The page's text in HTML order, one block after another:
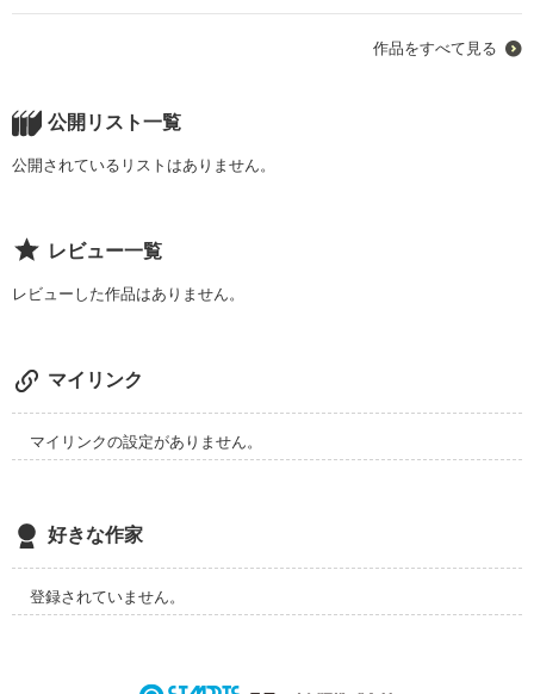
そんな２人が
さぁ大変。
御調の初恋愛小説。
ちなみに
『少年ジャンプ』で
検索して出てくるのは
作品をすべて見る
公開リスト一覧
公開されているリストはありません。
レビュー一覧
レビューした作品はありません。
マイリンク
マイリンクの設定がありません。
好きな作家
登録されていません。